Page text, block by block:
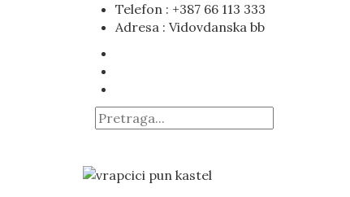
Telefon : +387 66 113 333
Adresa : Vidovdanska bb